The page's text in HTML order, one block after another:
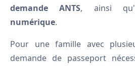
demande ANTS, ainsi
numérique.
Pour une famille avec
demande de passeport